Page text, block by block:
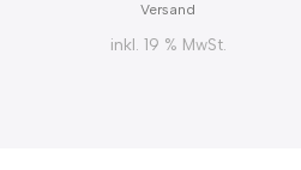
Versand
inkl. 19 % MwSt.